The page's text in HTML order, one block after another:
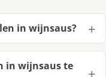
in wijnsaus?
in wijnsaus te